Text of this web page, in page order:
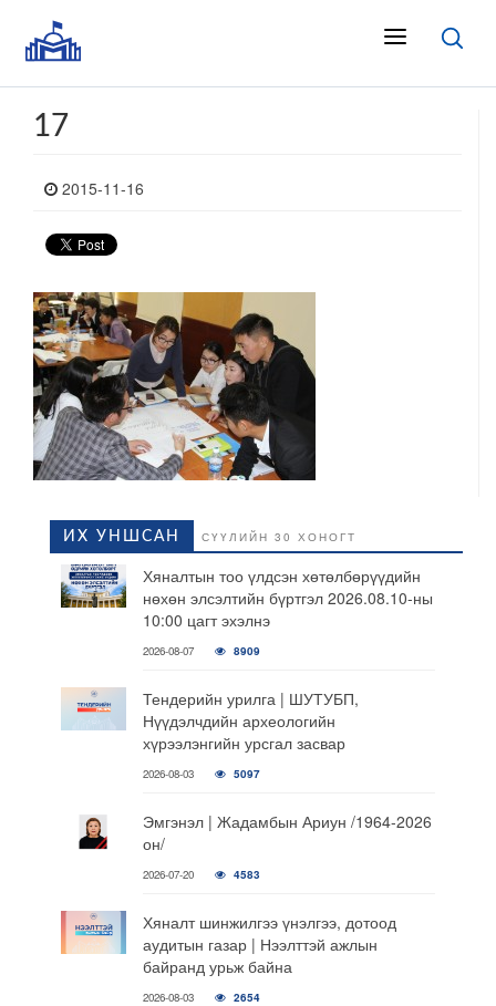
17
2015-11-16
ИХ УНШСАН СҮҮЛИЙН 30 ХОНОГТ
Хяналтын тоо үлдсэн хөтөлбөрүүдийн
нөхөн элсэлтийн бүртгэл 2026.08.10-ны
10:00 цагт эхэлнэ
2026-08-07 8909
Тендерийн урилга | ШУТУБП,
Нүүдэлчдийн археологийн
хүрээлэнгийн урсгал засвар
2026-08-03 5097
Эмгэнэл | Жадамбын Ариун /1964-2026
он/
2026-07-20 4583
Хяналт шинжилгээ үнэлгээ, дотоод
аудитын газар | Нээлттэй ажлын
байранд урьж байна
2026-08-03 2654